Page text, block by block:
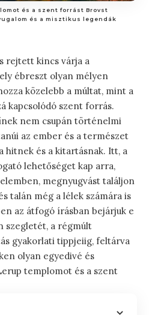
és a szent forrást Brovst
és a misztikus legendák
rejtett kincs várja a
ébreszt olyan mélyen
közelebb a múltat, mint a
kapcsolódó szent forrás.
nem csupán történelmi
az ember és a természet
hitnek és a kitartásnak. Itt, a
lehetőséget kap arra,
megnyugvást találjon
talán még a lélek számára is
az átfogó írásban bejárjuk e
szegletét, a régmúlt
gyakorlati tippjeiig, feltárva
olyan egyedivé és
templomot és a szent